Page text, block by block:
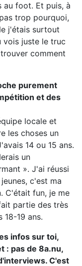
au foot. Et puis, à
trop pourquoi,
j'étais surtout
juste le truc
comment
purement
et des
locale et
les choses un
14 ou 15 ans.
un
». J'ai réussi
c'est ma
C'était fun, je me
partie des très
19 ans.
infos sur toi,
: pas de 8a.nu,
C'est